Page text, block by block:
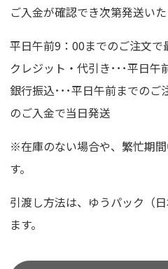
ご入金が確認でき次第発送いた
平日午前9：00までのご注文で
クレジット・代引き･･･平日
銀行振込･･･平日午前までのご
のご入金で当日発送
※在庫のない場合や、繁忙期
す。
引渡し方法は、ゆうパック（
ます。